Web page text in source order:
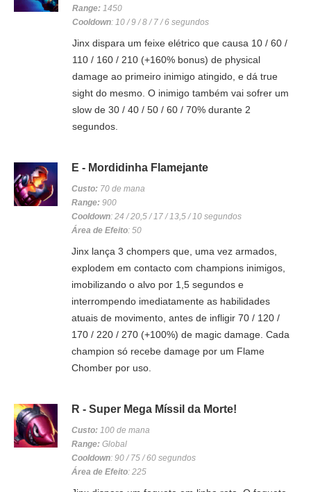
Range:1450
Cooldown: 10 / 9 / 8 / 7 / 6 segundos
Jinx dispara um feixe elétrico que causa 10 / 60 /
110 / 160 / 210 (+160% bonus) de physical
damage ao primeiro inimigo atingido, e dá true
sight do mesmo. O inimigo também vai sofrer um
slow de 30 / 40 / 50 / 60 / 70% durante 2
segundos.
E - Mordidinha Flamejante
Custo: 70 de mana
Range: 900
Cooldown: 24 / 20,5 / 17 / 13,5 / 10 segundos
Área de Efeito: 50
Jinx lança 3 chompers que, uma vez armados,
explodem em contacto com champions inimigos,
imobilizando o alvo por 1,5 segundos e
interrompendo imediatamente as habilidades
atuais de movimento, antes de infligir 70 / 120 /
170 / 220 / 270 (+100%) de magic damage. Cada
champion só recebe damage por um Flame
Chomber por uso.
R - Super Mega Míssil da Morte!
Custo: 100 de mana
Range: Global
Cooldown: 90 / 75 / 60 segundos
Área de Efeito: 225